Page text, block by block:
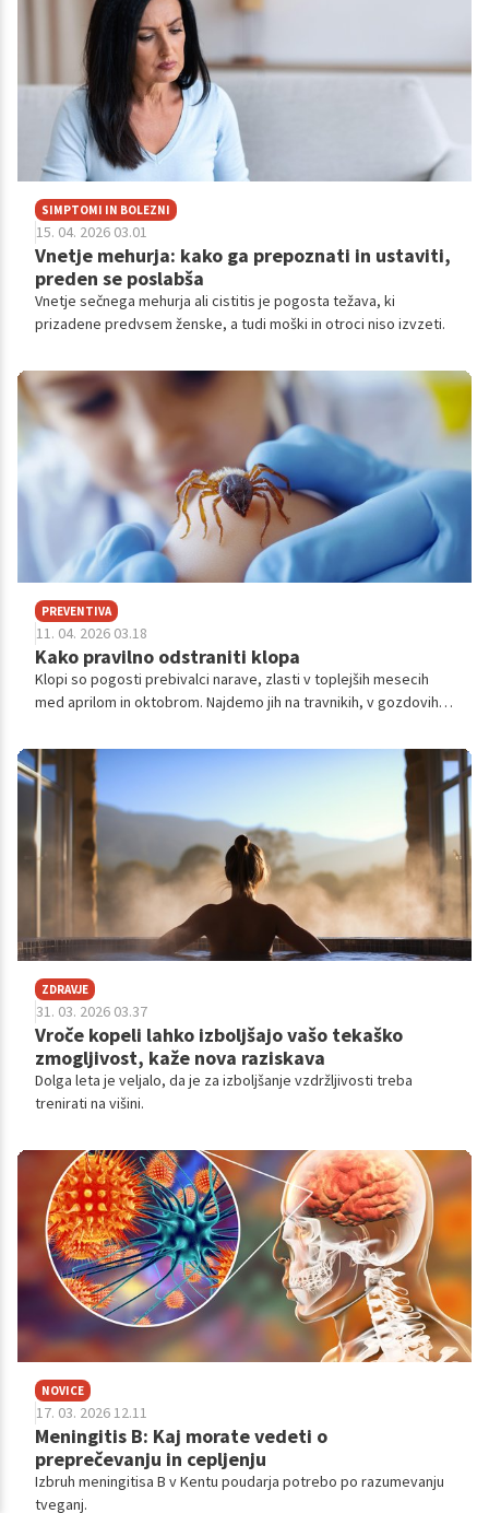
SIMPTOMI IN BOLEZNI
15. 04. 2026 03.01
Vnetje mehurja: kako ga prepoznati in ustaviti,
preden se poslabša
Vnetje sečnega mehurja ali cistitis je pogosta težava, ki
prizadene predvsem ženske, a tudi moški in otroci niso izvzeti.
PREVENTIVA
11. 04. 2026 03.18
Kako pravilno odstraniti klopa
Klopi so pogosti prebivalci narave, zlasti v toplejših mesecih
med aprilom in oktobrom. Najdemo jih na travnikih, v gozdovih,
ZDRAVJE
31. 03. 2026 03.37
Vroče kopeli lahko izboljšajo vašo tekaško
zmogljivost, kaže nova raziskava
Dolga leta je veljalo, da je za izboljšanje vzdržljivosti treba
trenirati na višini.
NOVICE
17. 03. 2026 12.11
Meningitis B: Kaj morate vedeti o
preprečevanju in cepljenju
Izbruh meningitisa B v Kentu poudarja potrebo po razumevanju
tveganj.